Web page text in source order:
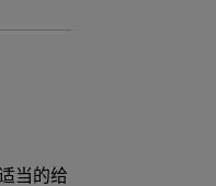
当的给